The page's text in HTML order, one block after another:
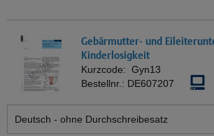
Gebärmutter- und
Kinderlosigkeit
Kurzcode: Gyn13
Bestellnr.: DE607207